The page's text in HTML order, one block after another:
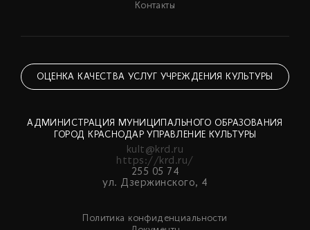
Контакты
ОЦЕНКА КАЧЕСТВА УСЛУГ УЧРЕЖДЕНИЯ КУЛЬТУРЫ
АДМИНИСТРАЦИЯ МУНИЦИПАЛЬНОГО ОБРАЗОВАНИЯ
ГОРОД КРАСНОДАР УПРАВЛЕНИЕ КУЛЬТУРЫ
kult@krd.ru
https://krd.ru/
255 05 74
ул. Дзержинского, 4
Политика конфиденциальности